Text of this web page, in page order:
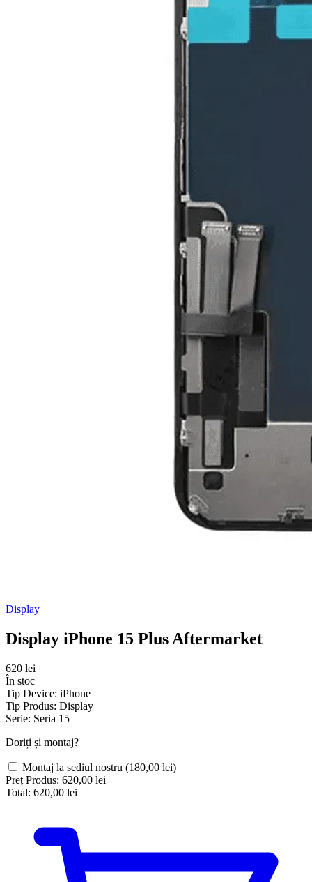
Display
Display iPhone 15 Plus Aftermarket
620 lei
În stoc
Tip Device: iPhone
Tip Produs: Display
Serie: Seria 15
Doriți și montaj?
Montaj la sediul nostru (180,00 lei)
Preț Produs: 620,00 lei
Total: 620,00 lei